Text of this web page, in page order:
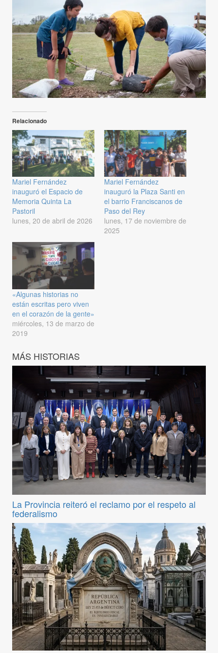
Relacionado
Mariel Fernández
inauguró el Espacio de
Memoria Quinta La
Pastoril
lunes, 20 de abril de 2026
Mariel Fernández
inauguró la Plaza Santi en
el barrio Franciscanos de
Paso del Rey
lunes, 17 de noviembre de
2025
«Algunas historias no
están escritas pero viven
en el corazón de la gente»
miércoles, 13 de marzo de
2019
MÁS HISTORIAS
La Provincia reiteró el reclamo por el respeto al
federalismo